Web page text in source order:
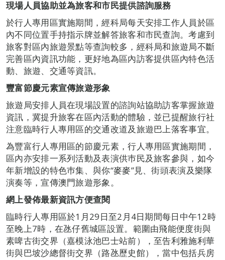
現場人員協助並為旅客和市民提供諮詢服務
於行人專用區實施期間，經科局每天安排工作人員於區
內不同位置手持指示牌並解答旅客和市民查詢。考慮到
旅客對區內旅遊景點等查詢較多，經科局和旅遊局不斷
完善區內資訊功能，更好地為區內訪客提供區內特色活
動、旅遊、交通等資訊。
豐富節慶元素宣傳旅遊形象
旅遊局安排人員在現場設置的諮詢站協助訪客掌握旅遊
資訊，冀提升旅客在區內活動的體驗，並已提醒旅行社
注意臨時行人專用區的交通改道及旅遊巴上落客事宜。
為豐富行人專用區的節慶元素，行人專用區實施期間，
區內亦安排一系列活動及表演供巿民及旅客參與，如今
年新增設的特色巿集、與你“麥麥”見、街頭表演及樂隊
演奏等，宣傳澳門旅遊形象。
網上發佈最新資訊方便查閱
臨時行人專用區於1月29日至2月4日期間每日中午12時
至晚上7時，在氹仔舊城區設置。範圍由飛能便度街與
素啤古街交界（嘉模泳池巴士站前），至告利雅施利華
街與巴坡沙總督街交界（路氹歷史館），當中包括兵房